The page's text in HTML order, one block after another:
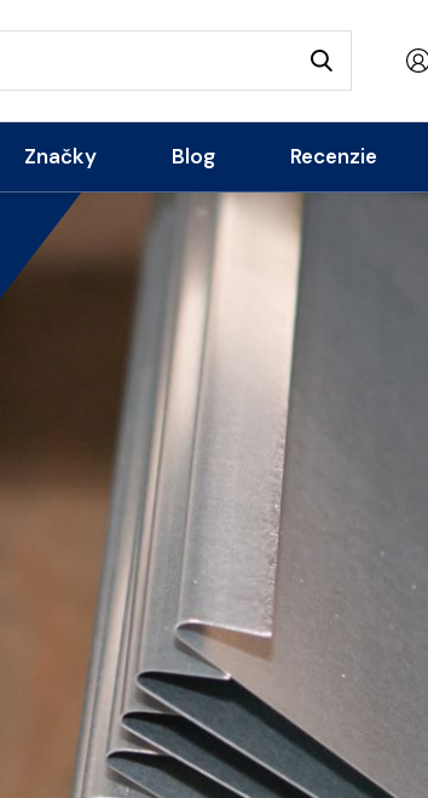
Značky Blog Recenzie